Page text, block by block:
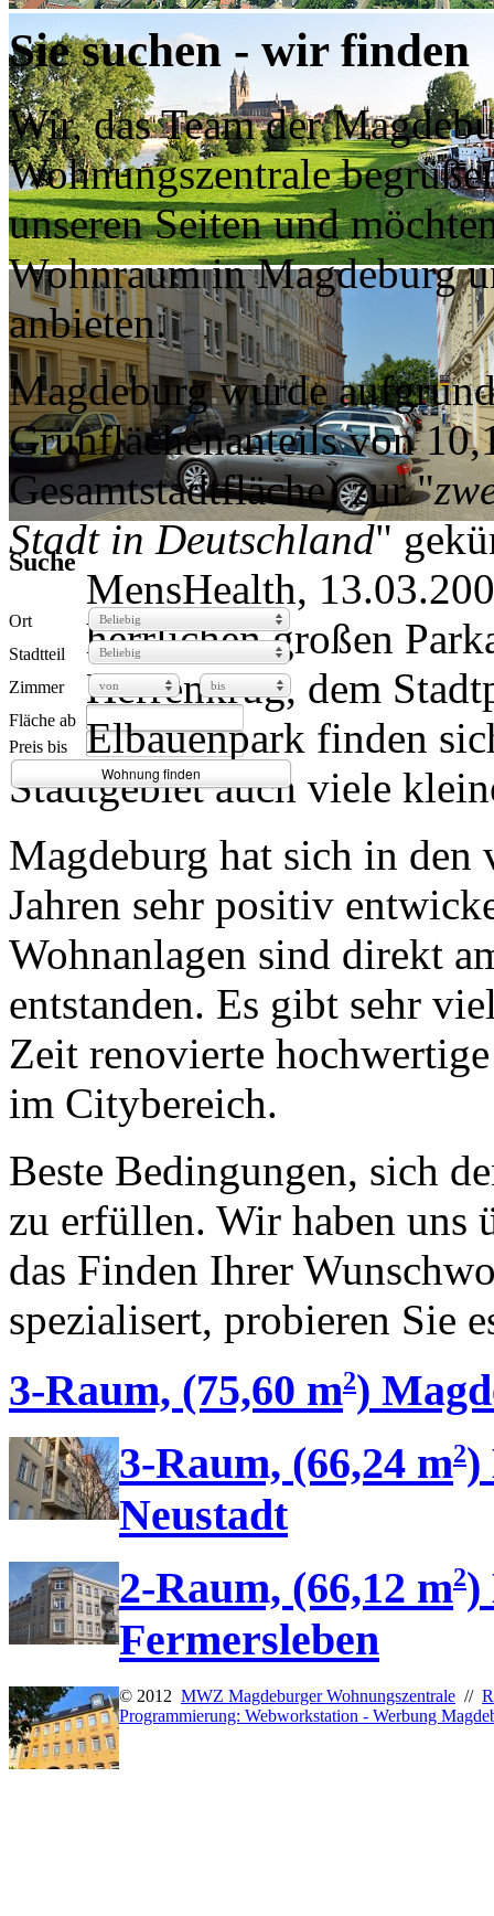
Suche
Ort Beliebig
Stadtteil Beliebig
Zimmer von bis
Fläche ab
Preis bis
Wohnung finden
Sie suchen - wir finden
Wir, das Team der
Wohnungszentrale
unseren Seiten und
Wohnraum in Magdeburg
anbieten.
Magdeburg wurde
Grünflächenanteils von
Gesamtstadtfläche) zur "
Stadt in Deutschland"
MensHealth,
herrlichen großen
Herrenkrug, dem
Elbauenpark finden
Stadtgebiet auch viele
Magdeburg hat sich in den
Jahren sehr positiv
Wohnanlagen sind direkt
entstanden. Es gibt sehr
Zeit renovierte
im Citybereich.
Beste Bedingungen, sich
zu erfüllen. Wir haben uns
das Finden Ihrer
spezialisert, probieren Sie
3-Raum, (75,60 m2)
3-Raum, (66,24 m2)
Neustadt
2-Raum, (66,12 m2)
Fermersleben
© 2012 MWZ Magdeburger Wohnungszentrale //
Programmierung: Webworkstation - Werbung